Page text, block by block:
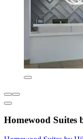
Homewood Suites